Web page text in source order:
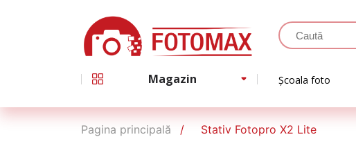
Magazin Școala foto
Pagina principală Stativ Fotopro X2 Lite